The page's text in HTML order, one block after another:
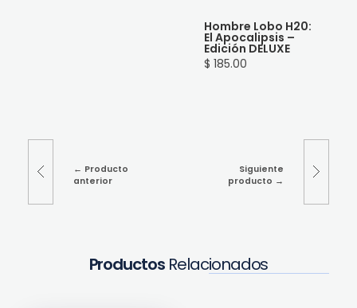
Hombre Lobo H20:
El Apocalipsis –
Edición DELUXE
$ 185.00
Producto
anterior
Siguiente
producto
Productos Relacionados